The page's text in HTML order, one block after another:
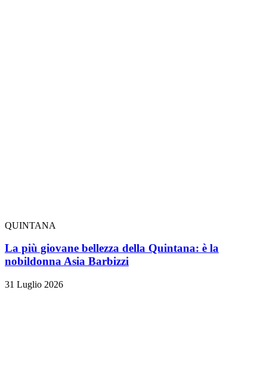
QUINTANA
La più giovane bellezza della Quintana: è la
nobildonna Asia Barbizzi
31 Luglio 2026